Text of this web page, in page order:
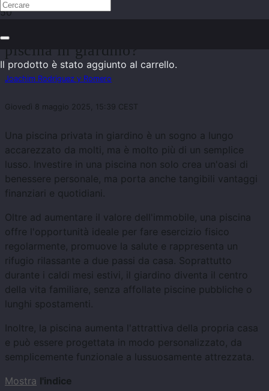
Il prodotto è stato aggiunto al carrello.
piscina in giardino?
Joachim Rodriguez y Romero
Giovedì 8 maggio 2025, 15:39 CEST
Una piscina privata in giardino è un sogno a lungo
accarezzato da molti, ma è molto più di un semplice
lusso. Investire in una piscina non solo crea un'oasi di
benessere personale, ma porta anche tangibili vantaggi
finanziari e quotidiani.
Oltre ad aumentare il valore dell'immobile, una piscina
offre l'opportunità ideale per fare esercizio fisico
regolarmente, promuove la salute e rappresenta un
rifugio rilassante a due passi da casa. Soprattutto
durante i caldi mesi estivi, il giardino diventa il centro
della vita familiare, senza affollate piscine pubbliche o
lunghi spostamenti.
Inoltre, la piscina aumenta l'attrattiva della propria casa
e può essere progettata in modo personalizzato, da
semplicemente funzionale a lussuosamente attrezzata.
Mostra l'indice